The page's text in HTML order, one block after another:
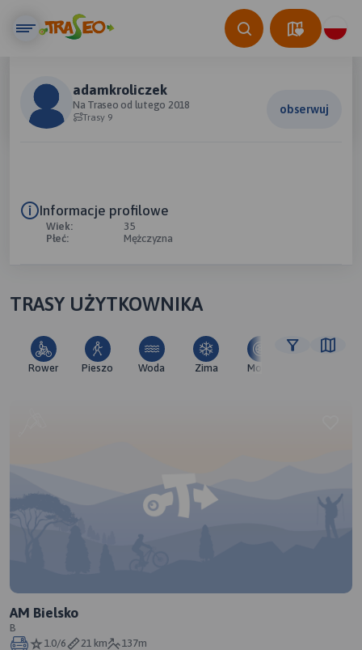
adamkroliczek
Na Traseo od lutego 2018
Trasy 9
obserwuj
Informacje profilowe
Wiek:
35
Płeć:
Mężczyzna
TRASY UŻYTKOWNIKA
Rower Pieszo Woda Zima Moto
AM Bielsko
B
1.0/6
21 km 137m